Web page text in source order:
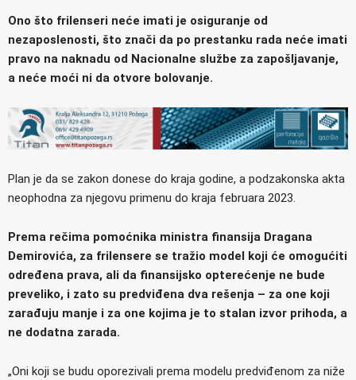
Ono što frilenseri neće imati je osiguranje od
nezaposlenosti, što znači da po prestanku rada neće imati
pravo na naknadu od Nacionalne službe za zapošljavanje,
a neće moći ni da otvore bolovanje.
Plan je da se zakon donese do kraja godine, a podzakonska akta
neophodna za njegovu primenu do kraja februara 2023.
Prema rečima pomoćnika ministra finansija Dragana
Demirovića, za frilensere se tražio model koji će omogućiti
određena prava, ali da finansijsko opterećenje ne bude
preveliko, i zato su predviđena dva rešenja – za one koji
zarađuju manje i za one kojima je to stalan izvor prihoda, a
ne dodatna zarada.
„Oni koji se budu oporezivali prema modelu predviđenom za niže